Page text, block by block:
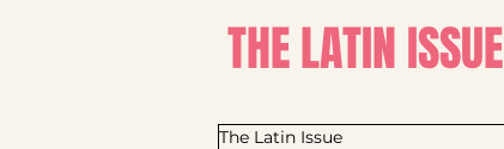
THE LATIN ISSUE
The Latin Issue